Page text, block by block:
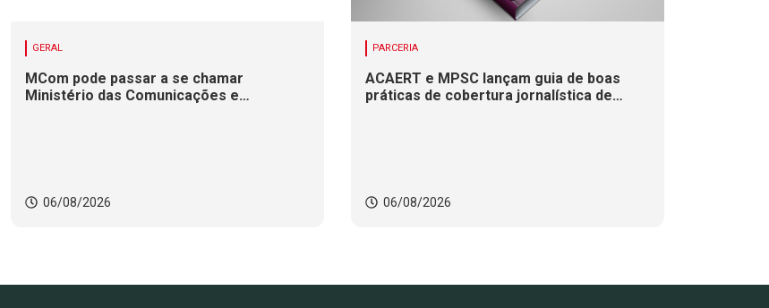
GERAL
MCom pode passar a se chamar
Ministério das Comunicações e
06/08/2026
PARCERIA
ACAERT e MPSC lançam guia de boas
práticas de cobertura jornalística de
06/08/2026